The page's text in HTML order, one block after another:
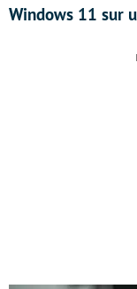
Windows 11 sur